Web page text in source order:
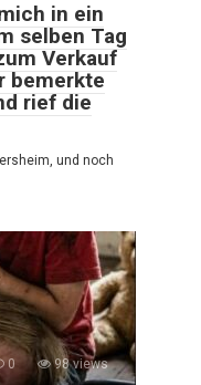
in ein
selben Tag
Verkauf
bemerkte
rief die
und noch
0 98 views